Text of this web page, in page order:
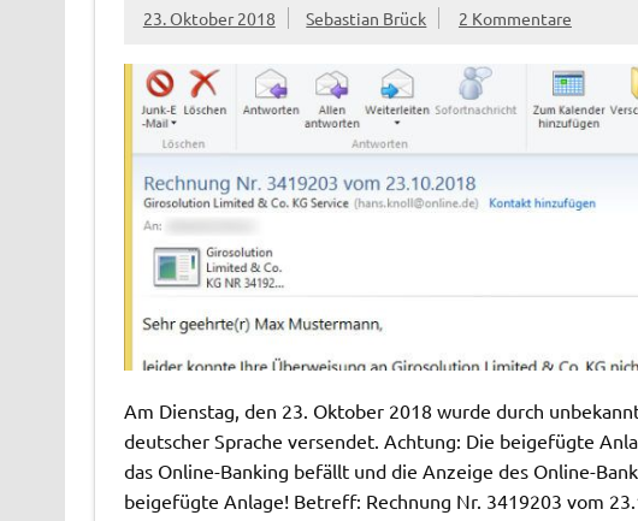
23. Oktober 2018 Sebastian Brück 2 Kommentare
Am Dienstag, den 23. Oktober 2018 wurde durch
deutscher Sprache versendet. Achtung: Die beigefügte
das Online-Banking befällt und die Anzeige des Online-
beigefügte Anlage! Betreff: Rechnung Nr. 3419203 vom